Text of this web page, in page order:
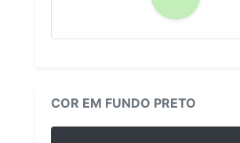
COR EM FUNDO PRETO